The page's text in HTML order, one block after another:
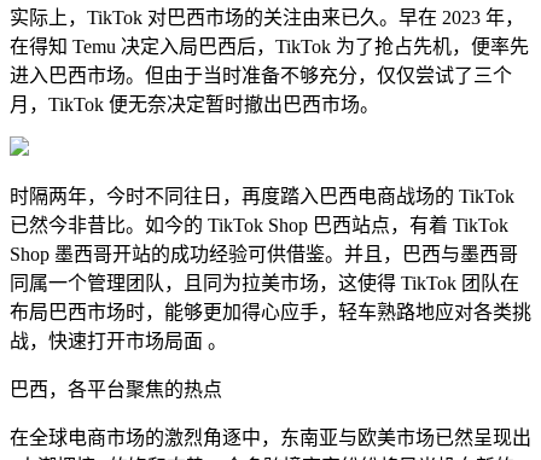
实际上，TikTok 对巴西市场的关注由来已久。早在 2023 年，
在得知 Temu 决定入局巴西后，TikTok 为了抢占先机，便率先
进入巴西市场。但由于当时准备不够充分，仅仅尝试了三个
月，TikTok 便无奈决定暂时撤出巴西市场。
时隔两年，今时不同往日，再度踏入巴西电商战场的 TikTok
已然今非昔比。如今的 TikTok Shop 巴西站点，有着 TikTok
Shop 墨西哥开站的成功经验可供借鉴。并且，巴西与墨西哥
同属一个管理团队，且同为拉美市场，这使得 TikTok 团队在
布局巴西市场时，能够更加得心应手，轻车熟路地应对各类挑
战，快速打开市场局面 。
巴西，各平台聚焦的热点
在全球电商市场的激烈角逐中，东南亚与欧美市场已然呈现出